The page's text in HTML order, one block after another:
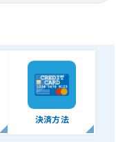
決済方法